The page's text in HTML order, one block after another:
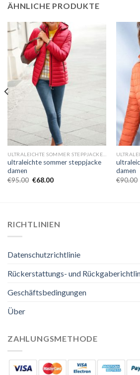
ÄHNLICHE PRODUKTE
ultraleichte sommer steppjacke
damen
€95.00 €68.00
damen
€90.00
RICHTLINIEN
Datenschutzrichtlinie
Rückerstattungs- und
Geschäftsbedingungen
Über
ZAHLUNGSMETHODE